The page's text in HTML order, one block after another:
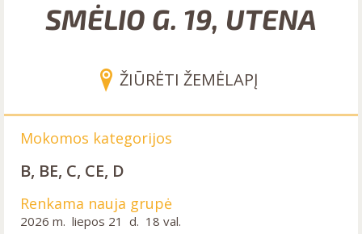
SMĖLIO G. 19, UTENA
ŽIŪRĖTI ŽEMĖLAPĮ
Mokomos kategorijos
B, BE, C, CE, D
Renkama nauja grupė
2026 m. liepos 21 d. 18 val.